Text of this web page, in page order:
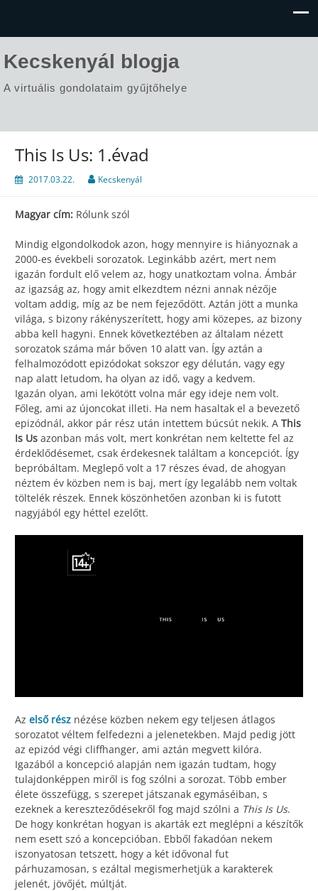
Kecskenyál blogja
A virtuális gondolataim gyűjtőhelye
This Is Us: 1.évad
2017.03.22. Kecskenyál
Magyar cím: Rólunk szól
Mindig elgondolkodok azon, hogy mennyire is hiányoznak a
2000-es évekbeli sorozatok. Leginkább azért, mert nem
igazán fordult elő velem az, hogy unatkoztam volna. Ámbár
az igazság az, hogy amit elkezdtem nézni annak nézője
voltam addig, míg az be nem fejeződött. Aztán jött a munka
világa, s bizony rákényszerített, hogy ami közepes, az bizony
abba kell hagyni. Ennek következtében az általam nézett
sorozatok száma már bőven 10 alatt van. Így aztán a
felhalmozódott epizódokat sokszor egy délután, vagy egy
nap alatt letudom, ha olyan az idő, vagy a kedvem.
Igazán olyan, ami lekötött volna már egy ideje nem volt.
Főleg, ami az újoncokat illeti. Ha nem hasaltak el a bevezető
epizódnál, akkor pár rész után intettem búcsút nekik. A This
Is Us azonban más volt, mert konkrétan nem keltette fel az
érdeklődésemet, csak érdekesnek találtam a koncepciót. Így
bepróbáltam. Meglepő volt a 17 részes évad, de ahogyan
néztem év közben nem is baj, mert így legalább nem voltak
töltelék részek. Ennek köszönhetően azonban ki is futott
nagyjából egy héttel ezelőtt.
Az első rész nézése közben nekem egy teljesen átlagos
sorozatot véltem felfedezni a jelenetekben. Majd pedig jött
az epizód végi cliffhanger, ami aztán megvett kilóra.
Igazából a koncepció alapján nem igazán tudtam, hogy
tulajdonképpen miről is fog szólni a sorozat. Több ember
élete összefügg, s szerepet játszanak egymáséiban, s
ezeknek a kereszteződésekről fog majd szólni a This Is Us.
De hogy konkrétan hogyan is akarták ezt meglépni a készítők
nem esett szó a koncepcióban. Ebből fakadóan nekem
iszonyatosan tetszett, hogy a két idővonal fut
párhuzamosan, s ezáltal megismerhetjük a karakterek
jelenét, jövőjét, múltját.